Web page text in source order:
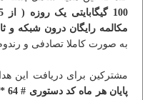
100 گیگابایتی یک روزه ( از 5 صبح تا 17 عصر)
مکالمه رایگان درون شبکه و ثابت از 10 تا
به صورت کاملا تصادفی و
مشترکین برای دریافت این
پایان هر ماه کد دستوری # 64 * 100 *